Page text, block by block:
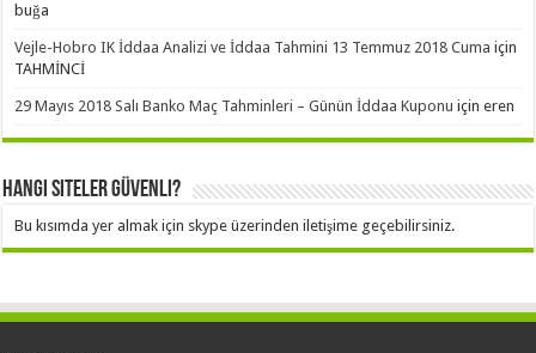
buğa
Vejle-Hobro IK İddaa Analizi ve İddaa Tahmini 13 Temmuz 2018 Cuma için
TAHMİNCİ
29 Mayıs 2018 Salı Banko Maç Tahminleri – Günün İddaa Kuponu içineren
Hangi Siteler Güvenli?
Bu kısımda yer almak için skype üzerinden iletişime geçebilirsiniz.